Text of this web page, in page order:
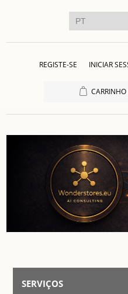
REGISTE-SE INICIAR
SERVIÇOS